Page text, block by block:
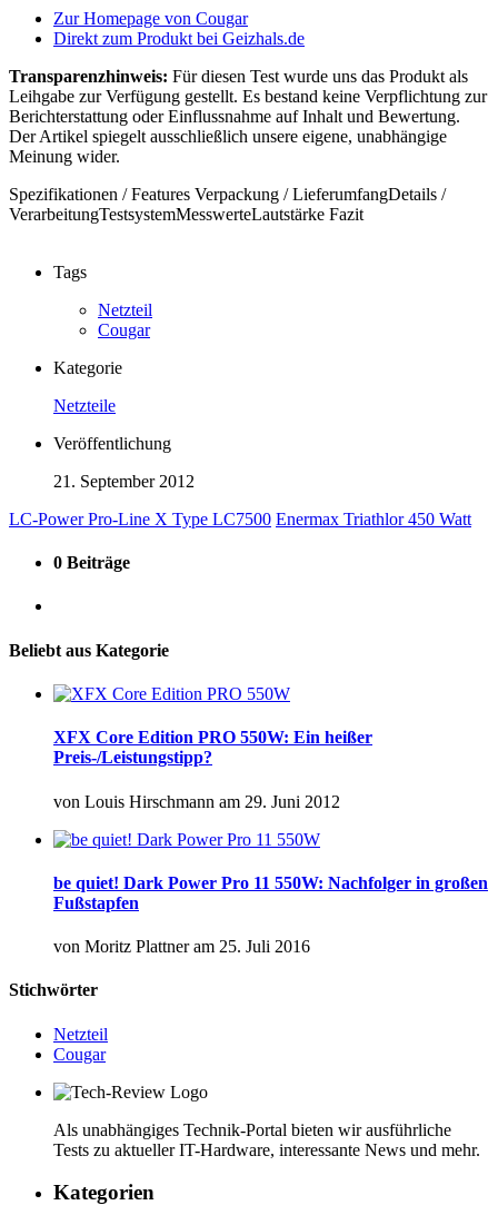
Zur Homepage von Cougar
Direkt zum Produkt bei Geizhals.de
Transparenzhinweis: Für diesen Test wurde uns das Produkt als
Leihgabe zur Verfügung gestellt. Es bestand keine Verpflichtung zur
Berichterstattung oder Einflussnahme auf Inhalt und Bewertung.
Der Artikel spiegelt ausschließlich unsere eigene, unabhängige
Meinung wider.
Spezifikationen / Features Verpackung / LieferumfangDetails /
VerarbeitungTestsystemMesswerteLautstärke Fazit
Tags
Netzteil
Cougar
Kategorie
Netzteile
Veröffentlichung
21. September 2012
LC-Power Pro-Line X Type LC7500 Enermax Triathlor 450 Watt
0 Beiträge
Beliebt aus Kategorie
XFX Core Edition PRO 550W: Ein heißer
Preis-/Leistungstipp?
von Louis Hirschmann am 29. Juni 2012
be quiet! Dark Power Pro 11 550W: Nachfolger in großen
Fußstapfen
von Moritz Plattneram 25. Juli 2016
Stichwörter
Netzteil
Cougar
Als unabhängiges Technik-Portal bieten wir ausführliche
Tests zu aktueller IT-Hardware, interessante News und mehr.
Kategorien